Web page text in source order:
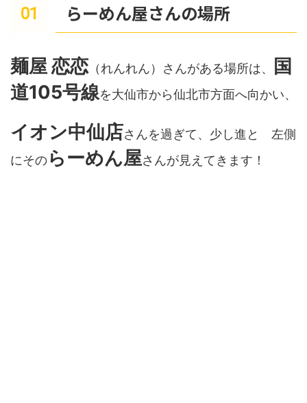
らーめん屋さんの場所
麺屋 恋恋（れんれん）さんがある場所は、
国
道105号線を大仙市から仙北市方面へ向かい、
イオン中仙店さんを過ぎて、少し進と 左側
にそのらーめん屋さんが見えてきます！